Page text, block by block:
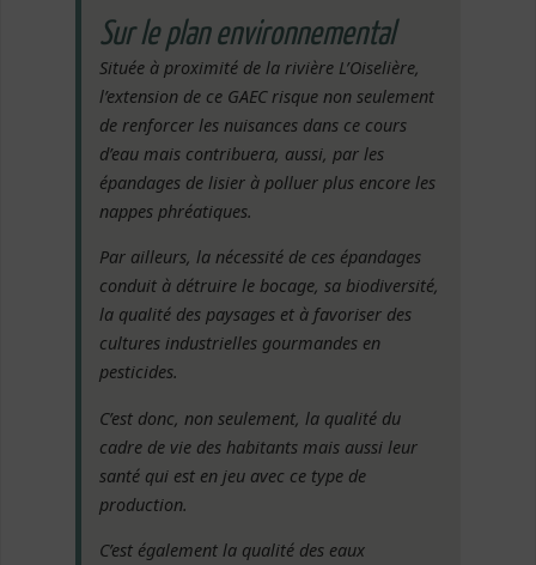
Sur le plan environnemental
Située à proximité de la rivière L’Oiselière,
l’extension de ce GAEC risque non seulement
de renforcer les nuisances dans ce cours
d’eau mais contribuera, aussi, par les
épandages de lisier à polluer plus encore les
nappes phréatiques.
Par ailleurs, la nécessité de ces épandages
conduit à détruire le bocage, sa biodiversité,
la qualité des paysages et à favoriser des
cultures industrielles gourmandes en
pesticides.
C’est donc, non seulement, la qualité du
cadre de vie des habitants mais aussi leur
santé qui est en jeu avec ce type de
production.
C’est également la qualité des eaux